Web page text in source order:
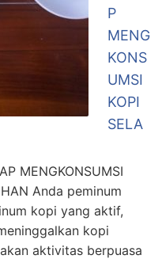
P
MENG
KONS
UMSI
KOPI
SELA
MENGKONSUMSI
Anda peminum
kopi yang aktif,
kopi
aktivitas berpuasa